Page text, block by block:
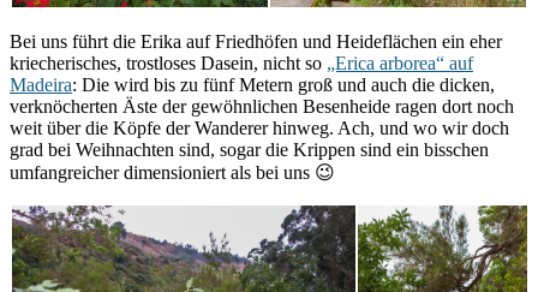
Bei uns führt die Erika auf Friedhöfen und Heideflächen ein eher
kriecherisches, trostloses Dasein, nicht so „Erica arborea“ auf
Madeira: Die wird bis zu fünf Metern groß und auch die dicken,
verknöcherten Äste der gewöhnlichen Besenheide ragen dort noch
weit über die Köpfe der Wanderer hinweg. Ach, und wo wir doch
grad bei Weihnachten sind, sogar die Krippen sind ein bisschen
umfangreicher dimensioniert als bei uns 😉